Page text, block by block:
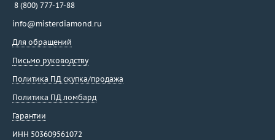
8 (800) 777-17-88
info@misterdiamond.ru
Для обращений
Письмо руководству
Политика ПД скупка/продажа
Политика ПД ломбард
Гарантии
ИНН 503609561072